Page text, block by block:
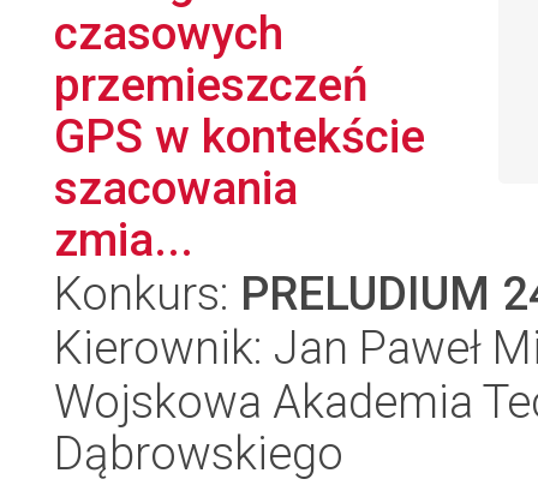
czasowych
przemieszczeń
GPS w kontekście
szacowania
zmia...
Konkurs: PRELUDIUM
Kierownik: Jan Paweł
Wojskowa Akademia
Dąbrowskiego